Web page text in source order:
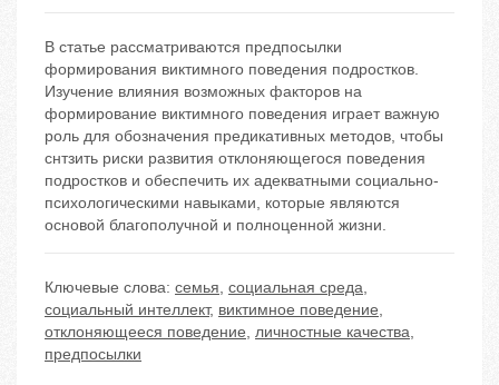
В статье рассматриваются предпосылки
формирования виктимного поведения подростков.
Изучение влияния возможных факторов на
формирование виктимного поведения играет важную
роль для обозначения предикативных методов, чтобы
снтзить риски развития отклоняющегося поведения
подростков и обеспечить их адекватными социально-
психологическими навыками, которые являются
основой благополучной и полноценной жизни.
Ключевые слова: семья, социальная среда,
социальный интеллект, виктимное поведение,
отклоняющееся поведение, личностные качества,
предпосылки